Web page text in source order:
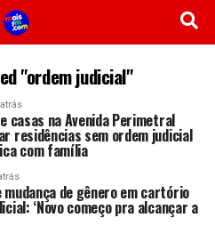
"ordem judicial"
casas na Avenida Perimetral
residências sem ordem judicial
com família
de gênero em cartório
‘Novo começo pra alcançar a